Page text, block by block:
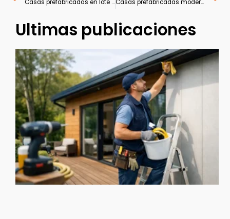
Casas prefabricadas en lote propio: qué evaluar
Casas prefabricadas modernas Medellín: qué mirar
Ultimas publicaciones